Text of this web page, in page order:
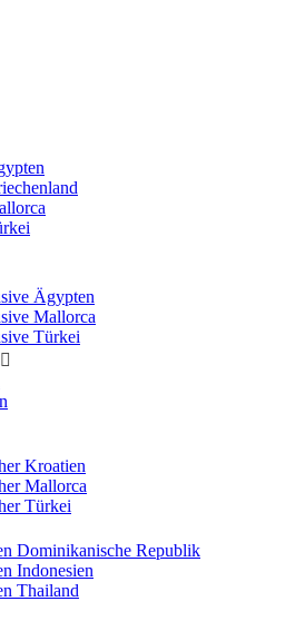
Ägypten
Mallorca
Türkei
Kroatien
Mallorca
Türkei
Dominikanische Republik
Indonesien
Thailand